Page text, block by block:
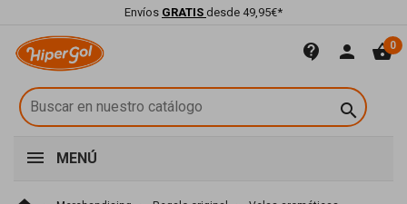
Envíos GRATIS desde 49,95€*
contact_support person shopping_basket0

MENÚ